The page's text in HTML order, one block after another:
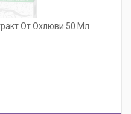
От Охлюви 50 Мл